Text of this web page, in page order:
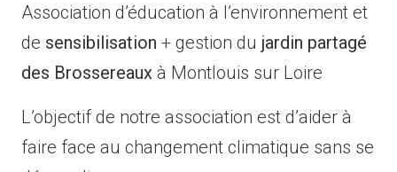
Association d’éducation à l’environnement et
de sensibilisation + gestion du jardin partagé
des Brossereaux à Montlouis sur Loire
L’objectif de notre association est d’aider à
faire face au changement climatique sans se